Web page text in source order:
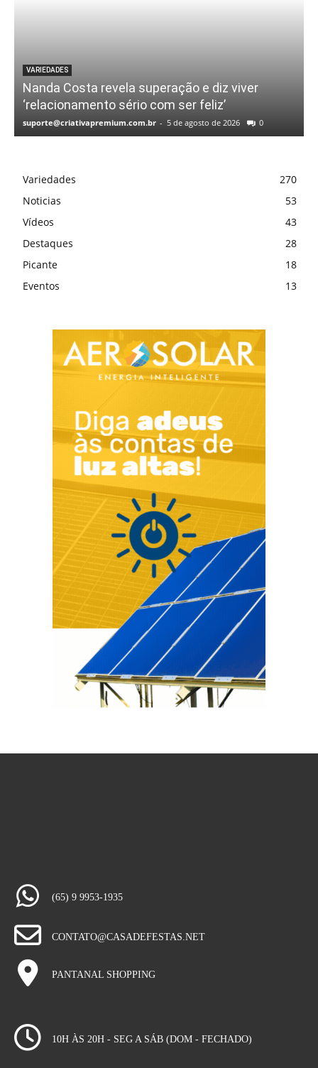
VARIEDADES
Nanda Costa revela superação e diz viver
‘relacionamento sério com ser feliz’
suporte@criativapremium.com.br - 5 de agosto de 2026 0
Variedades
270
Noticias
53
Vídeos
43
Destaques
28
Picante
18
Eventos
13
(65) 9 9953-1935
CONTATO@CASADEFESTAS.NET
PANTANAL SHOPPING
10H ÀS 20H - SEG A SÁB (DOM - FECHADO)